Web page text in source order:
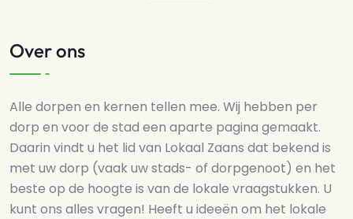
Over ons
Alle dorpen en kernen tellen mee. Wij hebben per
dorp en voor de stad een aparte pagina gemaakt.
Daarin vindt u het lid van Lokaal Zaans dat bekend is
met uw dorp (vaak uw stads- of dorpgenoot) en het
beste op de hoogte is van de lokale vraagstukken. U
kunt ons alles vragen! Heeft u ideeën om het lokale